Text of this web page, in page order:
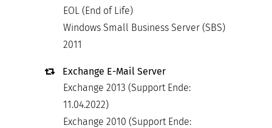
EOL (End of Life)
Windows Small Business Server (SBS)
2011
Exchange E-Mail Server
Exchange 2013 (Support Ende:
11.04.2022)
Exchange 2010 (Support Ende: